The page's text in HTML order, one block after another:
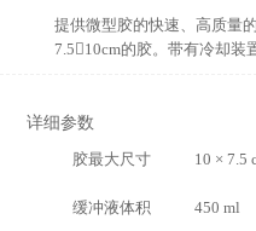
提供微型胶的快速、高质量
7.510cm的胶。带有冷却装
详细参数
胶最大尺寸
10 × 7.5
缓冲液体积 450 ml